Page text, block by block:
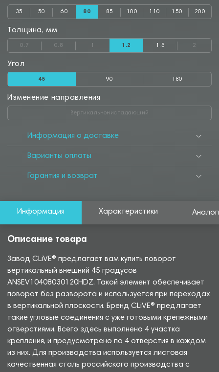
35 50 60 80 85 100 110 150 200
Толщина, мм
0.7 0.8 1.2 1.5 2
Угол
45 90 180
Изменение направления
Вертикальнониспадающий
Информация о доставке
Варианты оплаты
Гарантия и возврат
Информация Характеристики
Описание товара
Завод CLiVE® предлагает вам купить поворот
вертикальный внешний 45 градусов
ANSEV10408030120HDZ. Такой элемент обеспечивает
поворот без разворота и используется при переходах
в вертикальной плоскости. Бренд CLiVE® предлагает
такие угловые соединения с уже готовыми крепежными
отверстиями. Всего здесь выполнено 4 участка
крепления, и предусмотрено по 4 отверстия в каждом
из них. Для производства используется листовая
качественная сталь российского производства с